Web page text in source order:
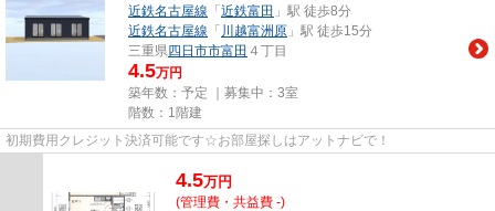
近鉄名古屋線 「 近鉄富田 」駅 徒歩8分
近鉄名古屋線 「 川越富洲原 」駅 徒歩15分
三重県四日市市富田 ４丁目
4.5万円
築年数：予定 ｜募集中： 3室
階数：1階建
初期費用クレジット決済可能です☆お部屋探しはアットナビで！
4.5万円
(管理費・共益費 -)